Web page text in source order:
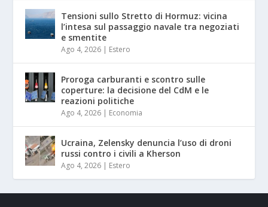
Tensioni sullo Stretto di Hormuz: vicina
l’intesa sul passaggio navale tra negoziati
e smentite
Ago 4, 2026 | Estero
Proroga carburanti e scontro sulle
coperture: la decisione del CdM e le
reazioni politiche
Ago 4, 2026 | Economia
Ucraina, Zelensky denuncia l’uso di droni
russi contro i civili a Kherson
Ago 4, 2026 | Estero